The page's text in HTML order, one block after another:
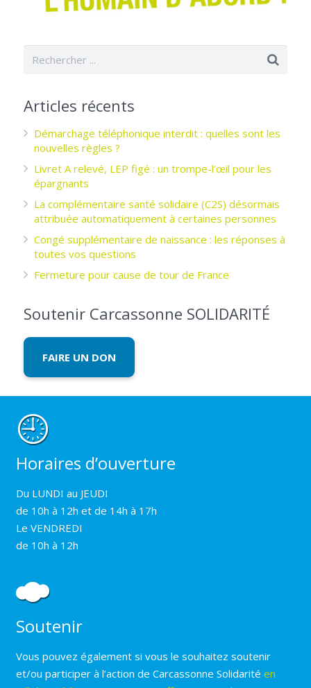
Articles récents
Démarchage téléphonique interdit : quelles sont les
nouvelles règles ?
Livret A relevé, LEP figé : un trompe-l’œil pour les
épargnants ­
La complémentaire santé solidaire (C2S) désormais
attribuée automatiquement à certaines personnes
Congé supplémentaire de naissance : les réponses à
toutes vos questions
Fermeture pour cause de tour de France
Soutenir Carcassonne SOLIDARITÉ
FAIRE UN DON
Horaires d’ouverture
Du LUNDI au JEUDI
de 10h à 12h et de 14h à 17h
Le VENDREDI
de 10h à 12h
Soutenir
Vous pouvez également si vous le souhaitez soutenir
et/ou participer à l’action de Carcassonne Solidarité en